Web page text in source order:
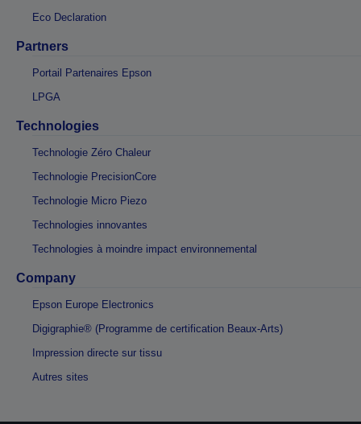
Eco Declaration
Partners
Portail Partenaires Epson
LPGA
Technologies
Technologie Zéro Chaleur
Technologie PrecisionCore
Technologie Micro Piezo
Technologies innovantes
Technologies à moindre impact environnemental
Company
Epson Europe Electronics
Digigraphie® (Programme de certification Beaux-Arts)
Impression directe sur tissu
Autres sites